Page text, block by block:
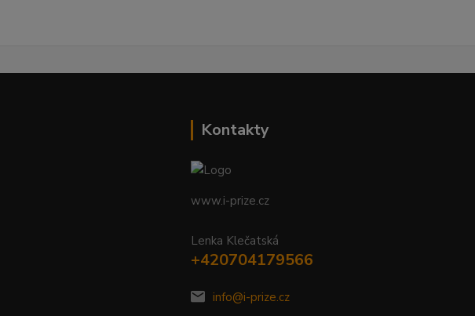
Kontakty
www.i-prize.cz
Lenka Klečatská
+420704179566
info@i-prize.cz